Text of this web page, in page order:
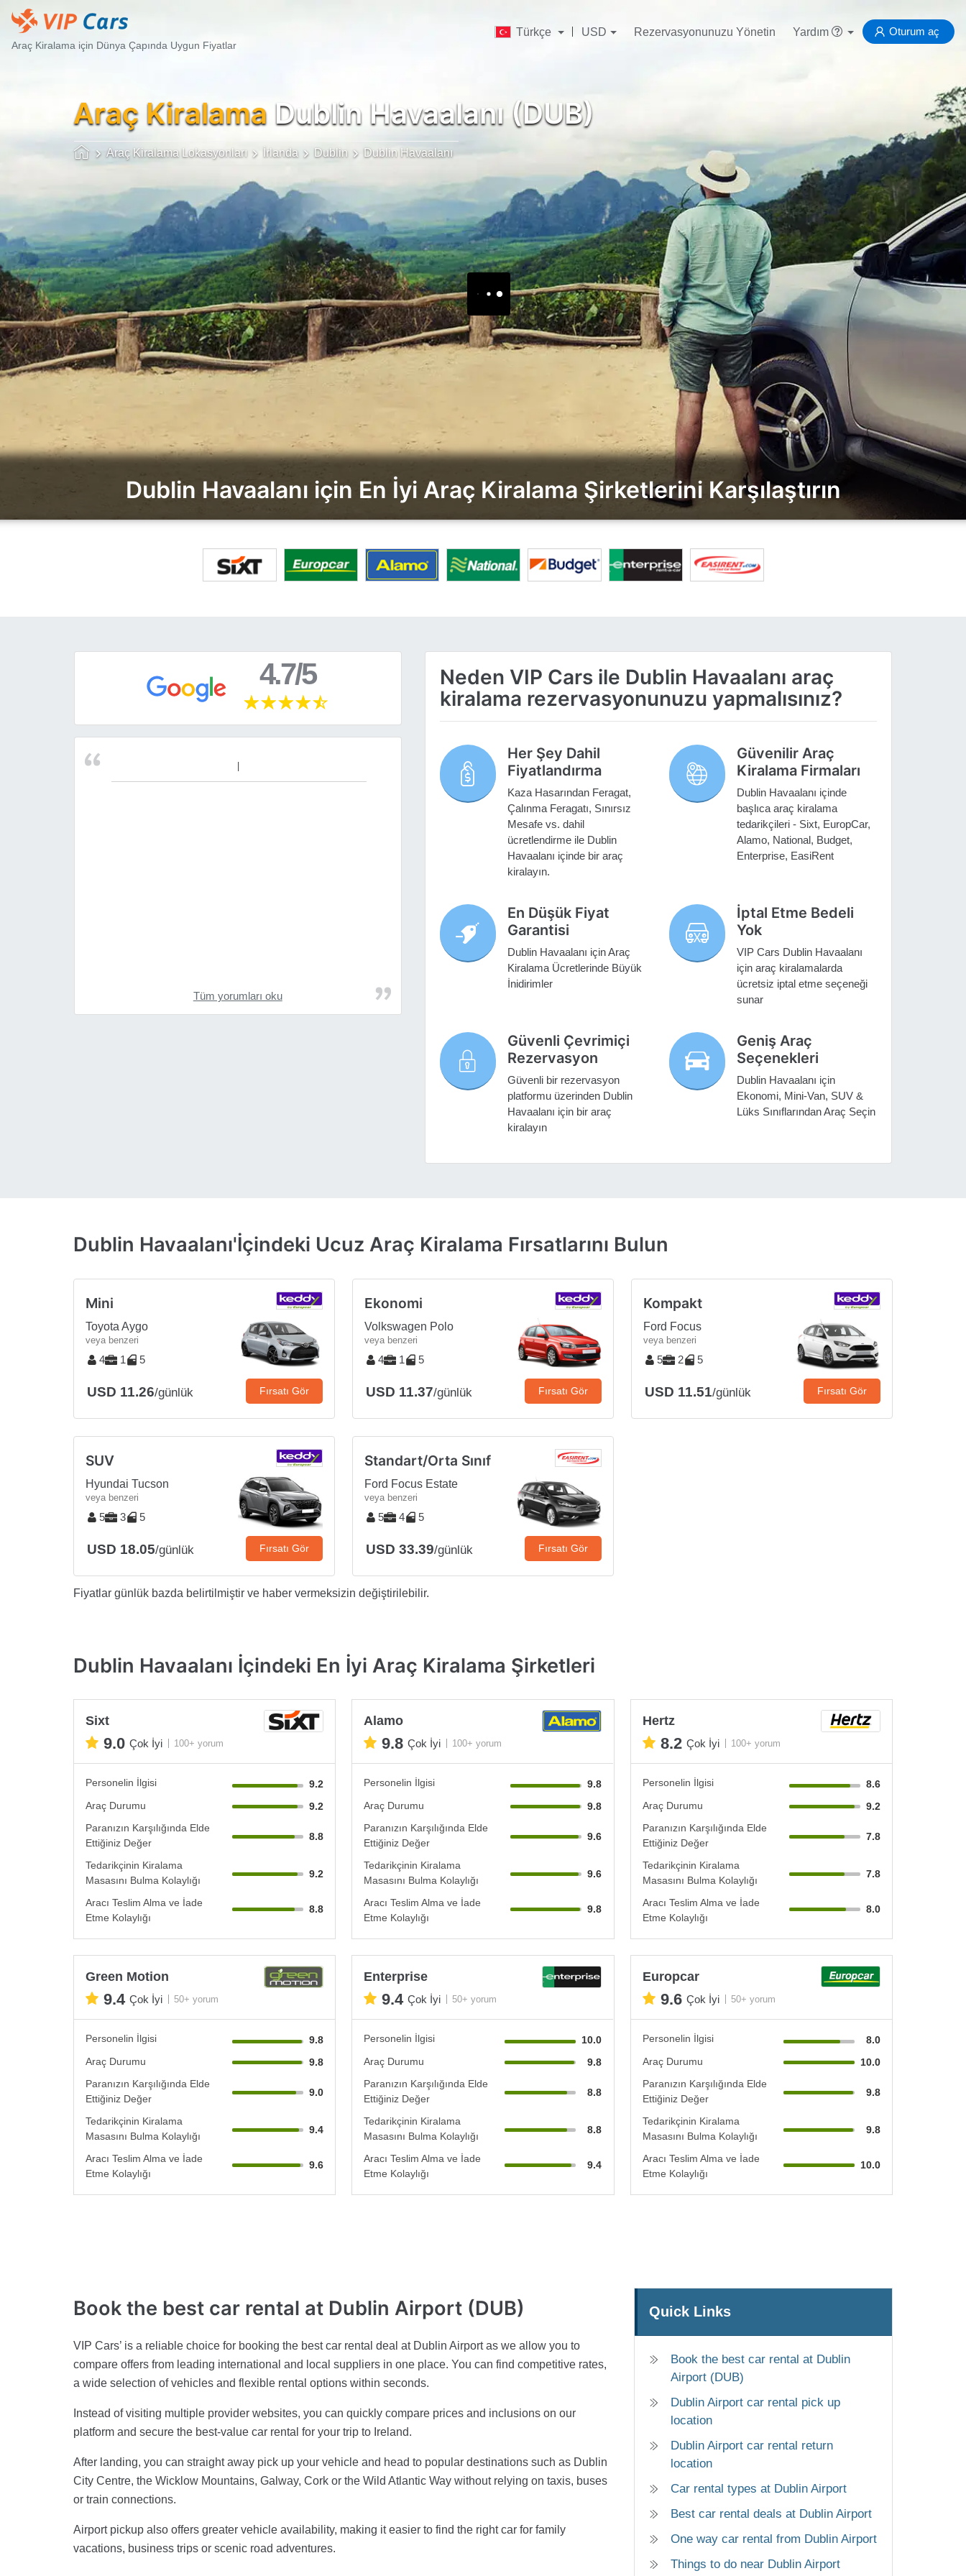
Araç Kiralama için Dünya Çapında Uygun Fiyatlar
Türkçe USD Rezervasyonunuzu Yönetin Yardım Oturum aç
Araç Kiralama Dublin Havaalanı (DUB)
Araç Kiralama Lokasyonları İrlanda Dublin Dublin Havaalanı
Dublin Havaalanı için En İyi Araç Kiralama Şirketlerini Karşılaştırın
4.7/5
Tüm yorumları oku
Neden VIP Cars ile Dublin Havaalanı araç
kiralama rezervasyonunuzu yapmalısınız?
Her Şey Dahil
Fiyatlandırma
Kaza Hasarından Feragat,
Çalınma Feragatı, Sınırsız
Mesafe vs. dahil
ücretlendirme ile Dublin
Havaalanı içinde bir araç
kiralayın.
Güvenilir Araç
Kiralama Firmaları
Dublin Havaalanı içinde
başlıca araç kiralama
tedarikçileri - Sixt, EuropCar,
Alamo, National, Budget,
Enterprise, EasiRent
En Düşük Fiyat
Garantisi
Dublin Havaalanı için Araç
Kiralama Ücretlerinde Büyük
İnidirimler
İptal Etme Bedeli
Yok
VIP Cars Dublin Havaalanı
için araç kiralamalarda
ücretsiz iptal etme seçeneği
sunar
Güvenli Çevrimiçi
Rezervasyon
Güvenli bir rezervasyon
platformu üzerinden Dublin
Havaalanı için bir araç
kiralayın
Geniş Araç
Seçenekleri
Dublin Havaalanı için
Ekonomi, Mini-Van, SUV &
Lüks Sınıflarından Araç Seçin
Dublin Havaalanı'İçindeki Ucuz Araç Kiralama Fırsatlarını Bulun
Mini
Toyota Aygo
veya benzeri
4 1 5
USD 11.26/günlük Fırsatı Gör
Ekonomi
Volkswagen Polo
veya benzeri
4 1 5
USD 11.37/günlük Fırsatı Gör
Kompakt
Ford Focus
veya benzeri
5 2 5
USD 11.51/günlük Fırsatı Gör
SUV
Hyundai Tucson
veya benzeri
5 3 5
USD 18.05/günlük Fırsatı Gör
Standart/Orta Sınıf
Ford Focus Estate
veya benzeri
5 4 5
USD 33.39/günlük Fırsatı Gör
Fiyatlar günlük bazda belirtilmiştir ve haber vermeksizin değiştirilebilir.
Dublin Havaalanı İçindeki En İyi Araç Kiralama Şirketleri
Sixt
9.0 Çok İyi 100+ yorum
Personelin İlgisi
9.2
Araç Durumu
9.2
Paranızın Karşılığında Elde
Ettiğiniz Değer
8.8
Tedarikçinin Kiralama
Masasını Bulma Kolaylığı
9.2
Aracı Teslim Alma ve İade
Etme Kolaylığı
8.8
Alamo
9.8 Çok İyi 100+ yorum
Personelin İlgisi
9.8
Araç Durumu
9.8
Paranızın Karşılığında Elde
Ettiğiniz Değer
9.6
Tedarikçinin Kiralama
Masasını Bulma Kolaylığı
9.6
Aracı Teslim Alma ve İade
Etme Kolaylığı
9.8
Hertz
8.2 Çok İyi 100+ yorum
Personelin İlgisi
8.6
Araç Durumu
9.2
Paranızın Karşılığında Elde
Ettiğiniz Değer
7.8
Tedarikçinin Kiralama
Masasını Bulma Kolaylığı
7.8
Aracı Teslim Alma ve İade
Etme Kolaylığı
8.0
Green Motion
9.4 Çok İyi 50+ yorum
Personelin İlgisi
9.8
Araç Durumu
9.8
Paranızın Karşılığında Elde
Ettiğiniz Değer
9.0
Tedarikçinin Kiralama
Masasını Bulma Kolaylığı
9.4
Aracı Teslim Alma ve İade
Etme Kolaylığı
9.6
Enterprise
9.4 Çok İyi 50+ yorum
Personelin İlgisi
10.0
Araç Durumu
9.8
Paranızın Karşılığında Elde
Ettiğiniz Değer
8.8
Tedarikçinin Kiralama
Masasını Bulma Kolaylığı
8.8
Aracı Teslim Alma ve İade
Etme Kolaylığı
9.4
Europcar
9.6 Çok İyi 50+ yorum
Personelin İlgisi
8.0
Araç Durumu
10.0
Paranızın Karşılığında Elde
Ettiğiniz Değer
9.8
Tedarikçinin Kiralama
Masasını Bulma Kolaylığı
9.8
Aracı Teslim Alma ve İade
Etme Kolaylığı
10.0
Quick Links
Book the best car rental at Dublin
Airport (DUB)
Dublin Airport car rental pick up
location
Dublin Airport car rental return
location
Car rental types at Dublin Airport
Best car rental deals at Dublin Airport
One way car rental from Dublin Airport
Things to do near Dublin Airport
Book the best car rental at Dublin Airport (DUB)
VIP Cars’ is a reliable choice for booking the best car rental deal at Dublin Airport as we allow you to
compare offers from leading international and local suppliers in one place. You can find competitive rates,
a wide selection of vehicles and flexible rental options within seconds.
Instead of visiting multiple provider websites, you can quickly compare prices and inclusions on our
platform and secure the best-value car rental for your trip to Ireland.
After landing, you can straight away pick up your vehicle and head to popular destinations such as Dublin
City Centre, the Wicklow Mountains, Galway, Cork or the Wild Atlantic Way without relying on taxis, buses
or train connections.
Airport pickup also offers greater vehicle availability, making it easier to find the right car for family
vacations, business trips or scenic road adventures.